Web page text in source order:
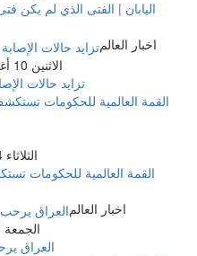
اليابان | الفتى الذي لم يكن
اخبار العالم
الاثنين 10 أغسطس 2026 04:08 صباحاً
تزايد حالات
الثلاثاء 04 يونيو 2024 04:13 مساءً
القمة العالمية للحكومات
اخبار العالم
الجمعة 26 يناير 2024 11:03 مساءً
العراق